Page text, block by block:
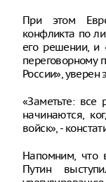
При этом
конфликта по
его решении, и
переговорному
России», уверен
«Заметьте: все
начинаются,
войск», -
Напомним, что
Путин